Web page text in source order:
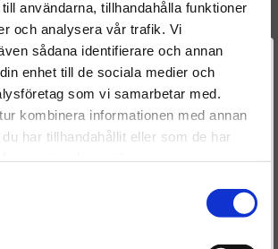
användarna, tillhandahålla funktioner
och analysera vår trafik. Vi
sådana identifierare och annan
enhet till de sociala medier och
som vi samarbetar med.
kombinera informationen med annan
har tillhandahållit eller som de har
MERCEDES BENZ
Välkommen till
upplevelse på vår hemsida ber vi dig
vilken kategori du tillhör